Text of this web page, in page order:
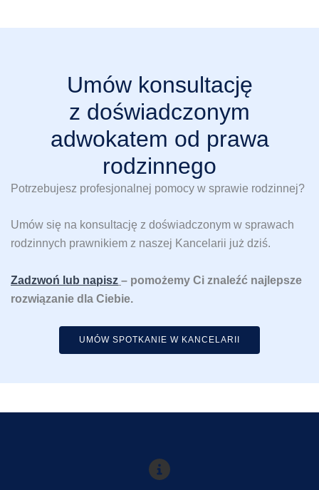
Umów konsultację
z doświadczonym
adwokatem od prawa
rodzinnego
Potrzebujesz profesjonalnej pomocy w sprawie rodzinnej?
Umów się na konsultację z doświadczonym w sprawach
rodzinnych prawnikiem z naszej Kancelarii już dziś.
Zadzwoń lub napisz – pomożemy Ci znaleźć najlepsze
rozwiązanie dla Ciebie.
UMÓW SPOTKANIE W KANCELARII